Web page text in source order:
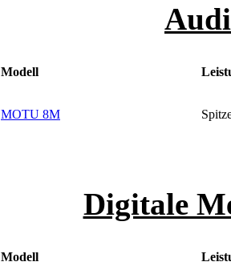
Modell
MOTU 8M
Digitale
Modell